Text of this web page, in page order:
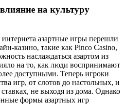
на культуру
азартные игры перешли
казино, такие как Pinco Casino,
наслаждаться азартом из
на то, как люди воспринимают
доступными. Теперь игроки
игр, от слотов до настольных, и
не выходя из дома. Однако
формы азартных игр